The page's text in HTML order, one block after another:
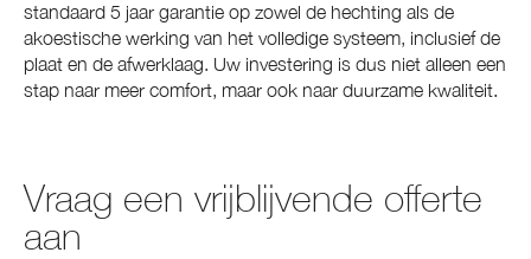
standaard 5 jaar garantie op zowel de hechting als de
akoestische werking van het volledige systeem, inclusief de
plaat en de afwerklaag. Uw investering is dus niet alleen een
stap naar meer comfort, maar ook naar duurzame kwaliteit.
Vraag een vrijblijvende offerte
aan